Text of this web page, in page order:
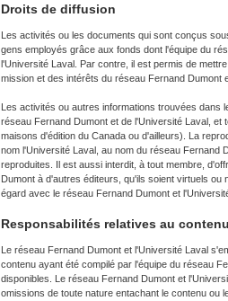
Droits de diffusion
Les activités ou les documents qui sont conçus
gens employés grâce aux fonds dont l'équipe du
l'Université Laval. Par contre, il est permis de
mission et des intérêts du réseau Fernand
Les activités ou autres informations trouvées dans
réseau Fernand Dumont et de l'Université Laval,
maisons d'édition du Canada ou d'ailleurs). La
nom l'Université Laval, au nom du réseau Fernand
reproduites. Il est aussi interdit, à tout membre,
Dumont à d'autres éditeurs, qu'ils soient virtuels
égard avec le réseau Fernand Dumont et
Responsabilités relatives au
Le réseau Fernand Dumont et l'Université Laval
contenu ayant été compilé par l'équipe du réseau
disponibles. Le réseau Fernand Dumont et
omissions de toute nature entachant le contenu ou